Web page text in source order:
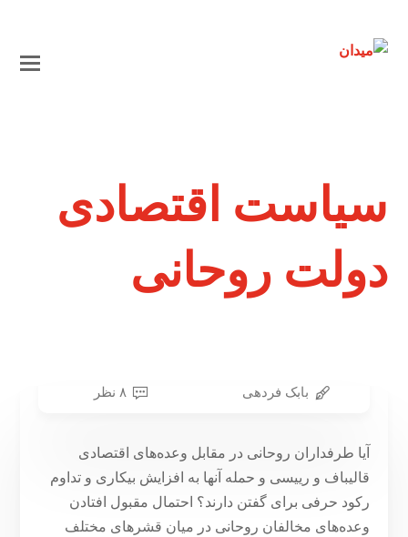
سیاست اقتصادی
دولت روحانی
انتخاباتی برنده می‌شود؟
۱۲ اردیبهشت ۱۳۹۶
بابک فردهی ۸ نظر
آیا طرفداران روحانی در مقابل وعده‌های اقتصادی
قالیباف و رییسی و حمله آنها به افزایش بیکاری و تداوم
رکود حرفی برای گفتن دارند؟ احتمال مقبول افتادن
وعده‌های مخالفان روحانی در میان قشرهای مختلف